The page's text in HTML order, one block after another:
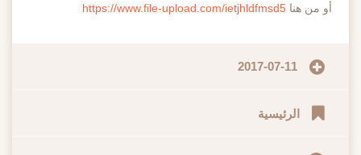
أو من هناhttps://www.file-upload.com/ietjhldfmsd5
2017-07-11
الرئيسية